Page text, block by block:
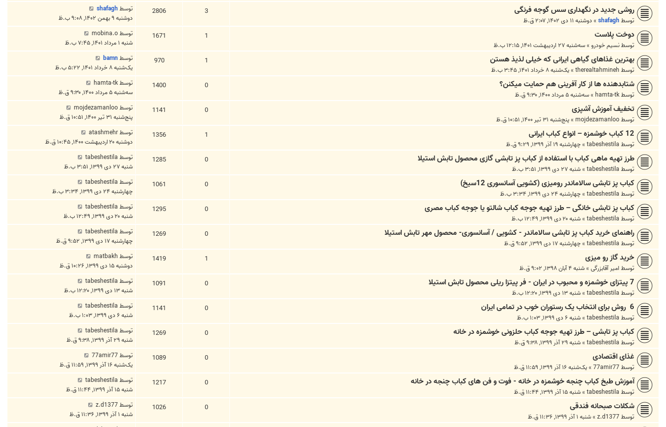
روشی جدید در نگهداری سس گوجه فرنگی
توسط shafagh
» دوشنبه ۱۱ دی ۱۴۰۲, ۲:۰۷ ق.ظ
3
2806 توسط shafagh
دوشنبه ۹ بهمن ۱۴۰۲, ۹:۰۸ ب.ظ
دوخت پلاست
توسطنسیم خودرو »سه‌شنبه ۲۷ اردیبهشت ۱۴۰۱, ۱۲:۱۵ ب.ظ
1
1671 توسطmobina.o
شنبه ۱ مرداد ۱۴۰۱, ۷:۴۵ ب.ظ
بهترین غذاهای گیاهی ایرانی که خیلی لذیذ هستن
توسط therealtahmineh
»یک‌شنبه ۸ خرداد ۱۴۰۱, ۳:۴۵ ب.ظ
1
970 توسط bamn
یک‌شنبه ۸ خرداد ۱۴۰۱, ۵:۲۲ ب.ظ
شتابدهنده ها از کار آفرینی هم حمایت میکنن؟
توسطhamta-tk
»سه‌شنبه ۵ مرداد ۱۴۰۰, ۹:۳۰ ق.ظ
0
1400 توسطhamta-tk
سه‌شنبه ۵ مرداد ۱۴۰۰, ۹:۳۰ ق.ظ
تخفیف آموزش آشپزی
توسطmojdezamanloo
»پنج‌شنبه ۳۱ تیر ۱۴۰۰, ۱۰:۵۱ ق.ظ
0
1141 توسطmojdezamanloo
پنج‌شنبه ۳۱ تیر ۱۴۰۰, ۱۰:۵۱ ق.ظ
12 کباب خوشمزه – انواع کباب ایرانی
توسط tabeshestila
»چهارشنبه ۱۹ آذر ۱۳۹۹, ۹:۲۹ ق.ظ
1
1356 توسطatashmehr
دوشنبه ۲۰ اردیبهشت ۱۴۰۰, ۱۰:۴۵ ق.ظ
طرز تهیه ماهی کباب با استفاده از کباب پز تابشی گازی محصول تابش استیلا
توسط tabeshestila
»شنبه ۲۷ دی ۱۳۹۹, ۳:۵۱ ب.ظ
0
1285 توسط tabeshestila
شنبه ۲۷ دی ۱۳۹۹, ۳:۵۱ ب.ظ
کباب پز تابشی سالاماندر رومیزی (کشویی آسانسوری 12سیخ)
توسط tabeshestila
»چهارشنبه ۲۴ دی ۱۳۹۹, ۳:۳۴ ب.ظ
0
1061 توسط tabeshestila
چهارشنبه ۲۴ دی ۱۳۹۹, ۳:۳۴ ب.ظ
کباب پز تابشی خانگی – طرز تهیه جوجه کباب شالتو یا جوجه کباب مصری
توسط tabeshestila
»شنبه ۲۰ دی ۱۳۹۹, ۱۲:۴۹ ب.ظ
0
1295 توسط tabeshestila
شنبه ۲۰ دی ۱۳۹۹, ۱۲:۴۹ ب.ظ
راهنمای خرید کباب پز تابشی سالاماندر - کشویی / آسانسوری- محصول مهر تابش استیلا
توسط tabeshestila
»چهارشنبه ۱۷ دی ۱۳۹۹, ۹:۵۲ ق.ظ
0
1269 توسط tabeshestila
چهارشنبه ۱۷ دی ۱۳۹۹, ۹:۵۲ ق.ظ
خرید گاز رو میزی
توسط امیر آقابزرگی »شنبه ۴ آبان ۱۳۹۸, ۹:۰۲ ق.ظ
1
1419 توسط matbakh
دوشنبه ۱۵ دی ۱۳۹۹, ۱۰:۲۶ ق.ظ
7 پیتزای خوشمزه و محبوب در ایران - فر پیتزا ریلی محصول تابش استیلا
توسط tabeshestila
»شنبه ۱۳ دی ۱۳۹۹, ۱۲:۲۰ ب.ظ
0
1091 توسط tabeshestila
شنبه ۱۳ دی ۱۳۹۹, ۱۲:۲۰ ب.ظ
6 روش برای انتخاب یک رستوران خوب در تمامی ایران
توسط tabeshestila
»شنبه ۶ دی ۱۳۹۹, ۱:۰۳ ب.ظ
0
1141 توسط tabeshestila
شنبه ۶ دی ۱۳۹۹, ۱:۰۳ ب.ظ
کباب پز تابشی – طرز تهیه جوجه کباب حلزونی خوشمزه در خانه
توسط tabeshestila
»شنبه ۲۹ آذر ۱۳۹۹, ۹:۳۸ ق.ظ
0
1269 توسط tabeshestila
شنبه ۲۹ آذر ۱۳۹۹, ۹:۳۸ ق.ظ
غذای اقتصادی
توسط77amir77
»یک‌شنبه ۱۶ آذر ۱۳۹۹, ۱۱:۵۹ ق.ظ
0
1089 توسط77amir77
یک‌شنبه ۱۶ آذر ۱۳۹۹, ۱۱:۵۹ ق.ظ
آموزش طبخ کباب چنجه خوشمزه در خانه - فوت و فن های کباب چنجه در خانه
توسط tabeshestila
»شنبه ۱۵ آذر ۱۳۹۹, ۱۱:۴۴ ق.ظ
0
1217 توسط tabeshestila
شنبه ۱۵ آذر ۱۳۹۹, ۱۱:۴۴ ق.ظ
شکلات صبحانه فندقی
توسطz.d1377
»شنبه ۱ آذر ۱۳۹۹, ۱۱:۳۶ ق.ظ
0
1026 توسطz.d1377
شنبه ۱ آذر ۱۳۹۹, ۱۱:۳۶ ق.ظ